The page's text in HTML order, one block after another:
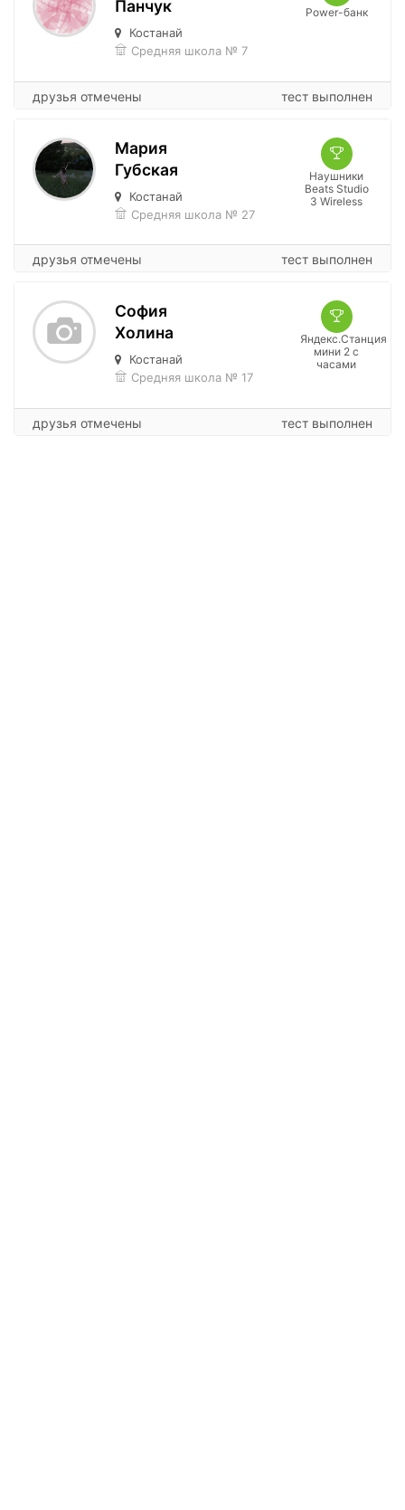
Power-банк
Панчук
Костанай
Средняя школа № 7
друзья отмечены тест выполнен
Наушники
Beats Studio
3 Wireless
Мария
Губская
Костанай
Средняя школа № 27
друзья отмечены тест выполнен
Яндекс.Станция
мини 2 с
часами
София
Холина
Костанай
Средняя школа № 17
друзья отмечены тест выполнен